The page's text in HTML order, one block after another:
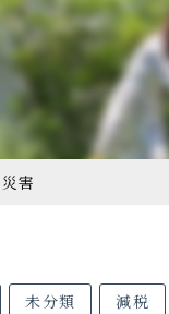
災害
未分類 減税